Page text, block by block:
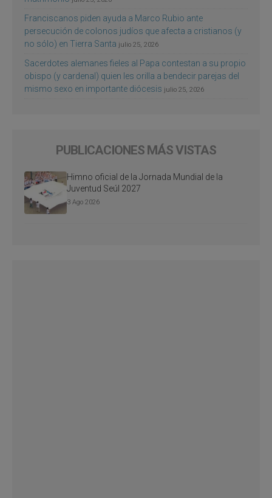
Franciscanos piden ayuda a Marco Rubio ante
persecución de colonos judíos que afecta a cristianos (y
no sólo) en Tierra Santa julio 25, 2026
Sacerdotes alemanes fieles al Papa contestan a su propio
obispo (y cardenal) quien les orilla a bendecir parejas del
mismo sexo en importante diócesis julio 25, 2026
PUBLICACIONES MÁS VISTAS
Himno oficial de la Jornada Mundial de la
Juventud Seúl 2027
3 Ago 2026